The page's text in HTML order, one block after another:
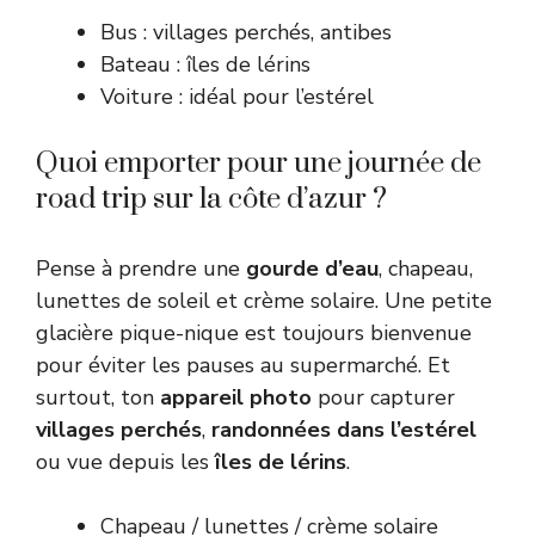
Bus : villages perchés, antibes
Bateau : îles de lérins
Voiture : idéal pour l’estérel
Quoi emporter pour une journée de
road trip sur la côte d’azur ?
Pense à prendre une gourde d’eau, chapeau,
lunettes de soleil et crème solaire. Une petite
glacière pique-nique est toujours bienvenue
pour éviter les pauses au supermarché. Et
surtout, ton appareil photo pour capturer
villages perchés, randonnées dans l’estérel
ou vue depuis lesîles de lérins.
Chapeau / lunettes / crème solaire